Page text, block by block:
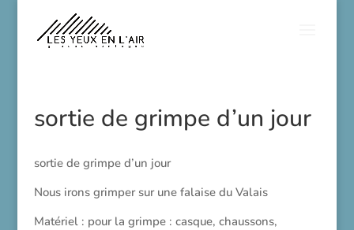
sortie de grimpe d’un jour
sortie de grimpe d’un jour
Nous irons grimper sur une falaise du Valais
Matériel : pour la grimpe : casque, chaussons,